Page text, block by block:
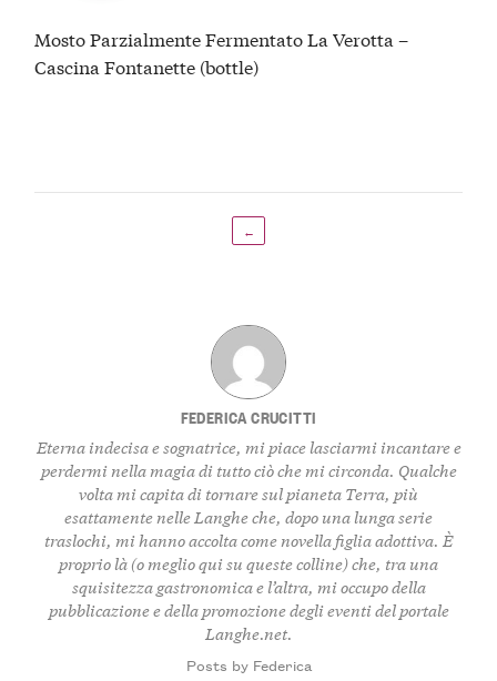
Mosto Parzialmente Fermentato La Verotta –
Cascina Fontanette (bottle)
←
FEDERICA CRUCITTI
Eterna indecisa e sognatrice, mi piace lasciarmi incantare e
perdermi nella magia di tutto ciò che mi circonda. Qualche
volta mi capita di tornare sul pianeta Terra, più
esattamente nelle Langhe che, dopo una lunga serie
traslochi, mi hanno accolta come novella figlia adottiva. È
proprio là (o meglio qui su queste colline) che, tra una
squisitezza gastronomica e l’altra, mi occupo della
pubblicazione e della promozione degli eventi del portale
Langhe.net.
Posts by Federica